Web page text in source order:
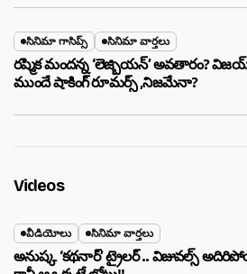
సినిమా గాసిప్స్ సినిమా వార్తలు
రష్మిక మందన్న ‘లెజ్బియన్’ అవతారం?
ముందే షాకింగ్ రూమర్స్ ,నిజమేనా?
Videos
వీడియోలు సినిమా వార్తలు
అనుష్క ‘కథనార్’ ట్రైలర్ .. విజువల్స్